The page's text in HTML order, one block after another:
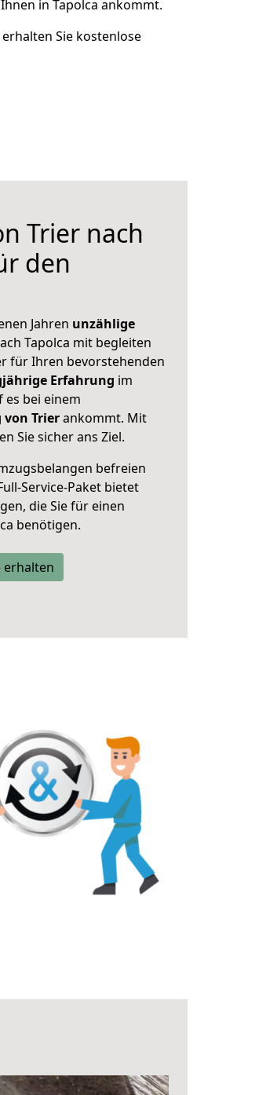
in Tapolca ankommt.
Sie kostenlose
Trier nach
den
Jahren unzählige
Tapolca mit begleiten
für Ihren bevorstehenden
Erfahrung im
bei einem
von Trierankommt. Mit
Sie sicher ans Ziel.
befreien
Service-Paket bietet
die Sie für einen
benötigen.
erhalten